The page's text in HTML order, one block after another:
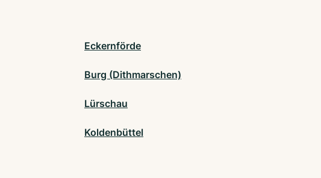
Eckernförde
Burg (Dithmarschen)
Lürschau
Koldenbüttel